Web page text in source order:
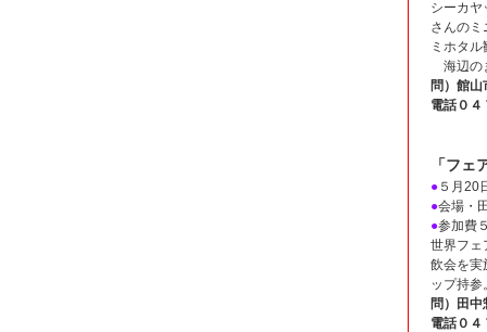
シーカヤ
さんの
ミホタ
海辺の
問）館
電話０４
「フ
● ５月20
●会場・
●参加費
世界フェ
飲会を実
ップ持参
問）田中
電話０４